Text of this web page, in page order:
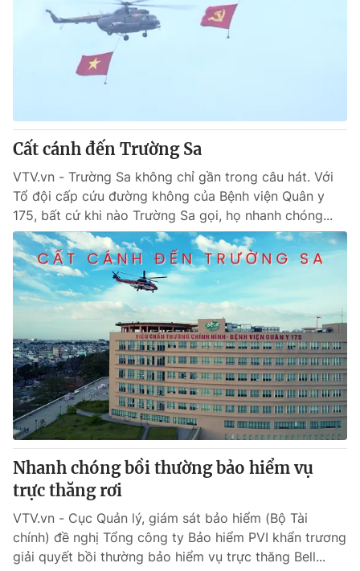
Cất cánh đến Trường Sa
VTV.vn - Trường Sa không chỉ gần trong câu hát. Với
Tổ đội cấp cứu đường không của Bệnh viện Quân y
175, bất cứ khi nào Trường Sa gọi, họ nhanh chóng...
Nhanh chóng bồi thường bảo hiểm vụ
trực thăng rơi
VTV.vn - Cục Quản lý, giám sát bảo hiểm (Bộ Tài
chính) đề nghị Tổng công ty Bảo hiểm PVI khẩn trương
giải quyết bồi thường bảo hiểm vụ trực thăng Bell...